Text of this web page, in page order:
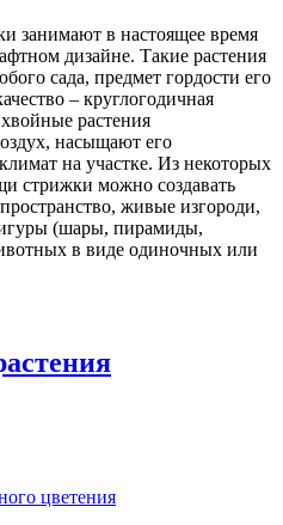
занимают в настоящее время
дизайне. Такие растения
сада, предмет гордости его
– круглогодичная
растения
насыщают его
на участке. Из некоторых
стрижки можно создавать
живые изгороди,
(шары, пирамиды,
в виде одиночных или
цветения